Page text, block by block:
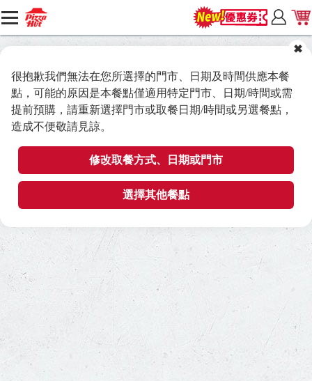
很抱歉我們無法在您所選擇的門市、日期及時間供應本餐
點，可能的原因是本餐點僅適用特定門市、日期/時間或需
提前預購，請重新選擇門市或取餐日期/時間或另選餐點，
造成不便敬請見諒。
修改取餐方式、日期或門市
選擇其他餐點